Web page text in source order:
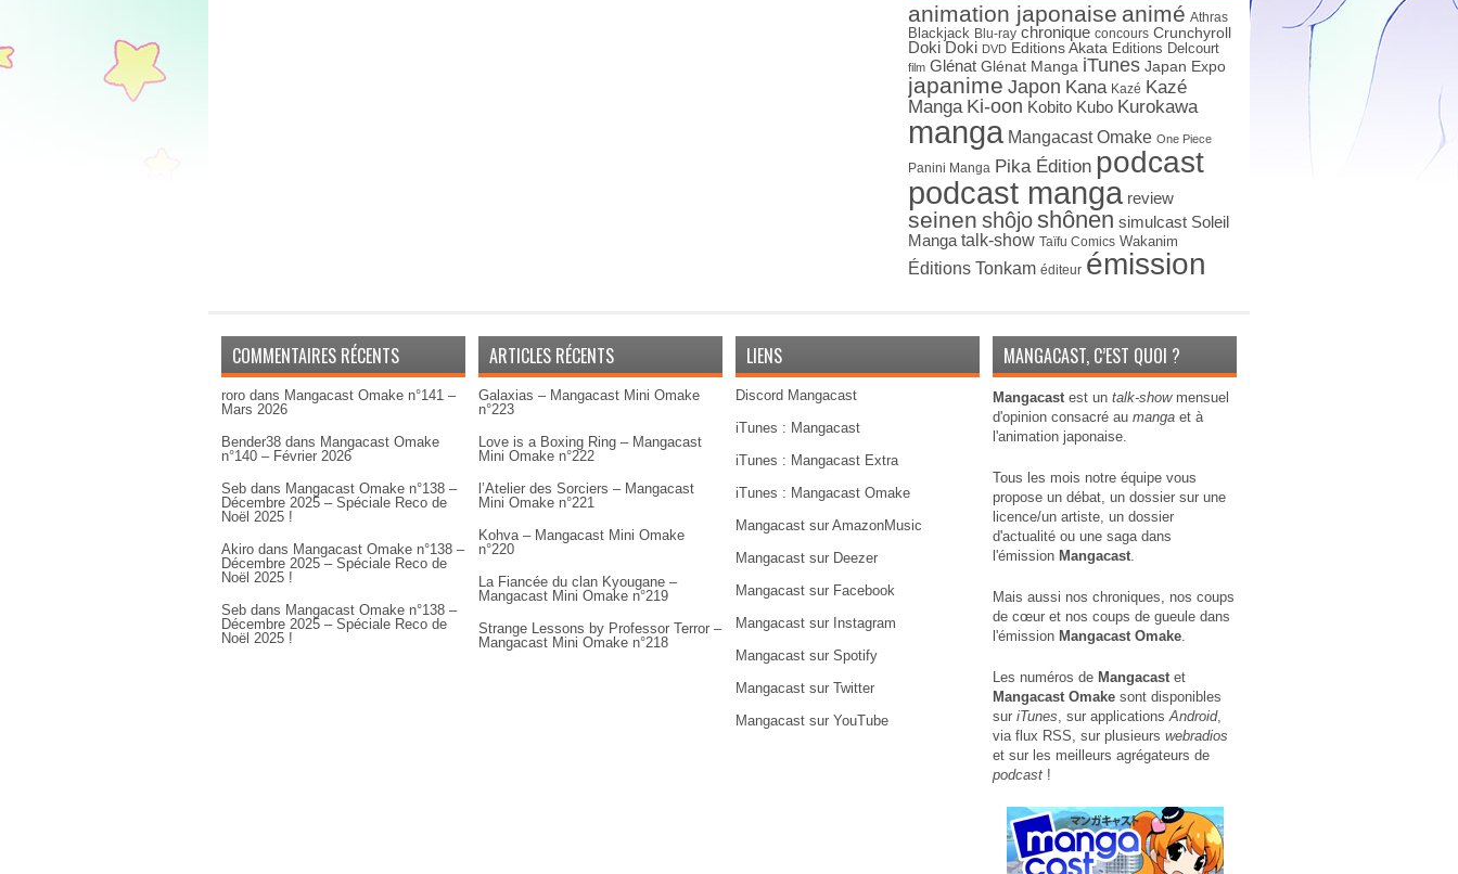
animation japonaise animé Athras
Blackjack Blu-ray chronique concours Crunchyroll
Doki Doki DVD Editions Akata Editions Delcourt
film Glénat Glénat Manga iTunes Japan Expo
japanime Japon Kana Kazé Kazé
Manga Ki-oon Kobito Kubo Kurokawa
manga Mangacast Omake One Piece
Panini Manga Pika Édition podcast
podcast manga review
seinen shôjoshônen simulcast Soleil
Manga talk-show Taïfu Comics Wakanim
Éditions Tonkam éditeur émission
COMMENTAIRES RÉCENTS
roro dans Mangacast Omake n°141 –
Mars 2026
Bender38 dans Mangacast Omake
n°140 – Février 2026
Seb dans Mangacast Omake n°138 –
Décembre 2025 – Spéciale Reco de
Noël 2025 !
Akiro dans Mangacast Omake n°138 –
Décembre 2025 – Spéciale Reco de
Noël 2025 !
Seb dans Mangacast Omake n°138 –
Décembre 2025 – Spéciale Reco de
Noël 2025 !
ARTICLES RÉCENTS
Galaxias – Mangacast Mini Omake
n°223
Love is a Boxing Ring – Mangacast
Mini Omake n°222
l’Atelier des Sorciers – Mangacast
Mini Omake n°221
Kohva – Mangacast Mini Omake
n°220
La Fiancée du clan Kyougane –
Mangacast Mini Omake n°219
Strange Lessons by Professor Terror –
Mangacast Mini Omake n°218
LIENS
Discord Mangacast
iTunes : Mangacast
iTunes : Mangacast Extra
iTunes : Mangacast Omake
Mangacast sur AmazonMusic
Mangacast sur Deezer
Mangacast sur Facebook
Mangacast sur Instagram
Mangacast sur Spotify
Mangacast sur Twitter
Mangacast sur YouTube
MANGACAST, C’EST QUOI ?
Mangacastest un talk-showmensuel
d'opinion consacré au manga et à
l'animation japonaise.
Tous les mois notre équipe vous
propose un débat, un dossier sur une
licence/un artiste, un dossier
d'actualité ou une saga dans
l'émission Mangacast.
Mais aussi nos chroniques, nos coups
de cœur et nos coups de gueule dans
l'émission Mangacast Omake.
Les numéros de Mangacastet
Mangacast Omake sont disponibles
sur iTunes, sur applicationsAndroid,
via flux RSS, sur plusieurs webradios
et sur les meilleurs agrégateurs de
podcast !